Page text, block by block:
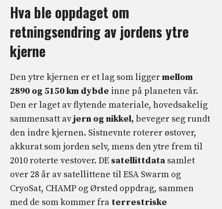
Hva ble oppdaget om
retningsendring av jordens ytre
kjerne
Den ytre kjernen er et lag som liggermellom
2890 og 5150 km dybde inne på planeten vår.
Den er laget av flytende materiale, hovedsakelig
sammensatt avjern og nikkel, beveger seg rundt
den indre kjernen. Sistnevnte roterer østover,
akkurat som jorden selv, mens den ytre frem til
2010 roterte vestover. DE satellittdata samlet
over 28 år av satellittene til ESA Swarm og
CryoSat, CHAMP og Ørsted oppdrag, sammen
med de som kommer fra terrestriske